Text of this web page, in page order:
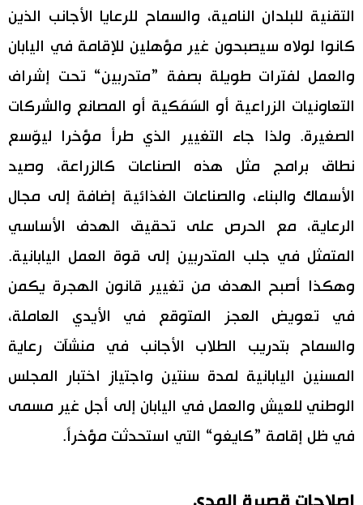
التقنية للبلدان النامية، والسماح للرعايا الأجانب الذين
كانوا لولاه سيصبحون غير مؤهلين للإقامة في اليابان
والعمل لفترات طويلة بصفة ”متدربين“ تحت إشراف
التعاونيات الزراعية أو السَمَكية أو المصانع والشركات
الصغيرة. ولذا جاء التغيير الذي طرأ مؤخرا ليوّسع
نطاق برامج مثل هذه الصناعات كالزراعة، وصيد
الأسماك والبناء، والصناعات الغذائية إضافة إلى مجال
الرعاية، مع الحرص على تحقيق الهدف الأساسي
المتمثل في جلب المتدربين إلى قوة العمل اليابانية.
وهكذا أصبح الهدف من تغيير قانون الهجرة يكمن
في تعويض العجز المتوقع في الأيدي العاملة،
والسماح بتدريب الطلاب الأجانب في منشآت رعاية
المسنين اليابانية لمدة سنتين واجتياز اختبار المجلس
الوطني للعيش والعمل في اليابان إلى أجل غير مسمى
في ظل إقامة ”كايغو“ التي استحدثت مؤخراً.